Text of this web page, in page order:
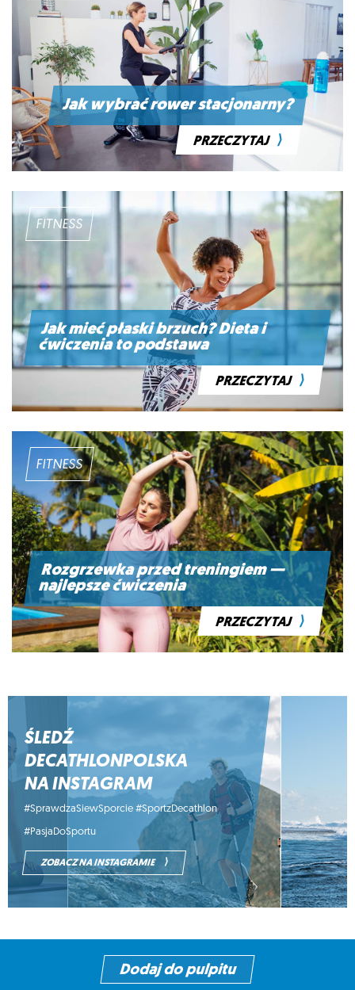
Jak wybrać rower stacjonarny?
PRZECZYTAJ ⟩
FITNESS
Jak mieć płaski brzuch? Dieta i
ćwiczenia to podstawa
PRZECZYTAJ ⟩
FITNESS
Rozgrzewka przed treningiem —
najlepsze ćwiczenia
PRZECZYTAJ ⟩
ŚLEDŹ
DECATHLONPOLSKA
NA INSTAGRAM
#SprawdzaSiewSporcie #SportzDecathlon
#PasjaDoSportu
ZOBACZ NA INSTAGRAMIE ⟩
Dodaj do pulpitu